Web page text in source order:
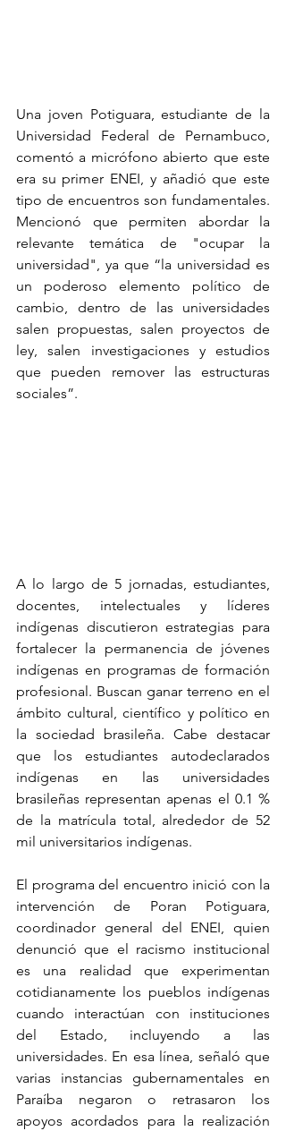
Una joven Potiguara, estudiante de la
Universidad Federal de Pernambuco,
comentó a micrófono abierto que este
era su primer ENEI, y añadió que este
tipo de encuentros son fundamentales.
Mencionó que permiten abordar la
relevante temática de "ocupar la
universidad", ya que “la universidad es
un poderoso elemento político de
cambio, dentro de las universidades
salen propuestas, salen proyectos de
ley, salen investigaciones y estudios
que pueden remover las estructuras
sociales”.
A lo largo de 5 jornadas, estudiantes,
docentes, intelectuales y líderes
indígenas discutieron estrategias para
fortalecer la permanencia de jóvenes
indígenas en programas de formación
profesional. Buscan ganar terreno en el
ámbito cultural, científico y político en
la sociedad brasileña. Cabe destacar
que los estudiantes autodeclarados
indígenas en las universidades
brasileñas representan apenas el 0.1 %
de la matrícula total, alrededor de 52
mil universitarios indígenas.
El programa del encuentro inició con la
intervención de Poran Potiguara,
coordinador general del ENEI, quien
denunció que el racismo institucional
es una realidad que experimentan
cotidianamente los pueblos indígenas
cuando interactúan con instituciones
del Estado, incluyendo a las
universidades. En esa línea, señaló que
varias instancias gubernamentales en
Paraíba negaron o retrasaron los
apoyos acordados para la realización